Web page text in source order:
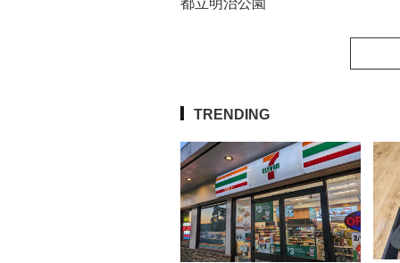
都立明治公園
TRENDING